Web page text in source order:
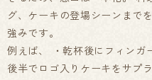
グ、ケーキの登場シーンまで
強みです。
例えば、 ・乾杯後にフィンガ
後半でロゴ入りケーキをサプ